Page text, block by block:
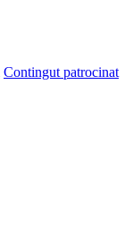
Contingut patrocinat